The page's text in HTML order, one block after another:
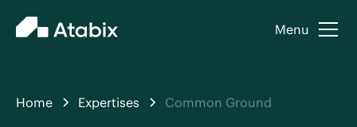
Menu
Home Expertises Common Ground